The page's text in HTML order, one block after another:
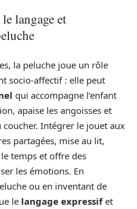
langage et
la peluche joue un rôle
socio‑affectif : elle peut
qui accompagne l’enfant
apaise les angoisses et
Intégrer le jouet aux
partagées, mise au lit,
temps et offre des
les émotions. En
ou en inventant de
le langage expressifet